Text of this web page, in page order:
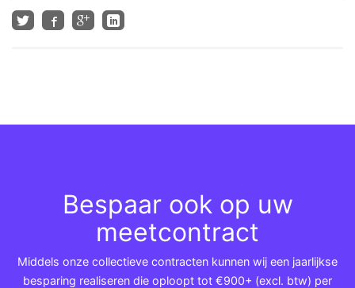
Bespaar ook op uw
meetcontract
Middels onze collectieve contracten kunnen wij een jaarlijkse
besparing realiseren die oploopt tot €900+ (excl. btw) per